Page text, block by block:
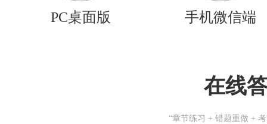
PC桌面版 手机微信端
在线
“章节练习 + 错题重做 +